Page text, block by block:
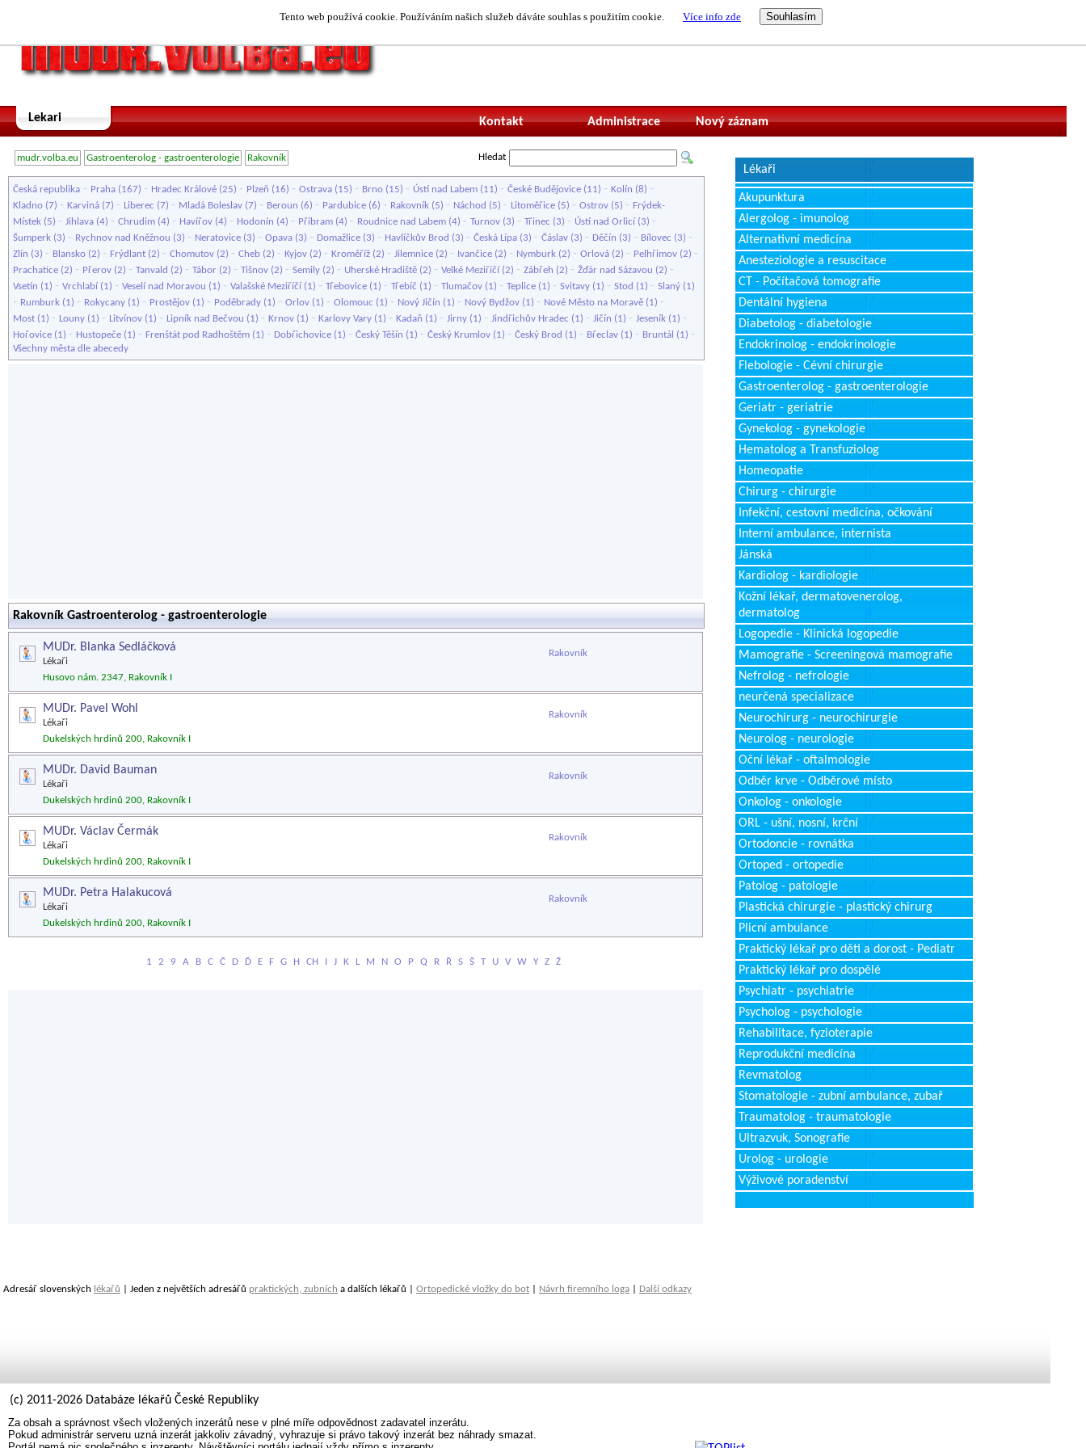
Tento web používá cookie. Používáním našich služeb dáváte souhlas s použitím cookie. Více info zde
Lekari Nový záznam
Administrace
Kontakt
mudr.volba.eu Gastroenterolog - gastroenterologie Rakovník Hledat
Česká republika - Praha (167) - Hradec Králové (25) - Plzeň (16) - Ostrava (15) - Brno (15) - Ústí nad Labem (11) - České Budějovice (11) - Kolín (8) -
Kladno (7) - Karviná (7) - Liberec (7) - Mladá Boleslav (7) - Beroun (6) - Pardubice (6) - Rakovník (5) - Náchod (5) - Litoměřice (5) - Ostrov (5) - Frýdek-
Místek (5) - Jihlava (4) - Chrudim (4) - Havířov (4) - Hodonín (4) - Příbram (4) - Roudnice nad Labem (4) - Turnov (3) - Třinec (3) - Ústí nad Orlicí (3) -
Šumperk (3) - Rychnov nad Kněžnou (3) - Neratovice (3) - Opava (3) - Domažlice (3) - Havlíčkův Brod (3) - Česká Lípa (3) - Čáslav (3) - Děčín (3) - Bílovec (3) -
Zlín (3) - Blansko (2) - Frýdlant (2) - Chomutov (2) - Cheb (2) - Kyjov (2) - Kroměříž (2) - Jilemnice (2) - Ivančice (2) - Nymburk (2) - Orlová (2) - Pelhřimov (2) -
Prachatice (2) - Přerov (2) - Tanvald (2) - Tábor (2) - Tišnov (2) - Semily (2) - Uherské Hradiště (2) - Velké Meziříčí (2) - Zábřeh (2) - Žďár nad Sázavou (2) -
Vsetín (1) - Vrchlabí (1) - Veselí nad Moravou (1) - Valašské Meziříčí (1) - Třebovice (1) - Třebíč (1) - Tlumačov (1) - Teplice (1) - Svitavy (1) - Stod (1) - Slaný (1)
- Rumburk (1) - Rokycany (1) - Prostějov (1) - Poděbrady (1) - Orlov (1) - Olomouc (1) - Nový Jičín (1) - Nový Bydžov (1) - Nové Město na Moravě (1) -
Most (1) - Louny (1) - Litvínov (1) - Lipník nad Bečvou (1) - Krnov (1) - Karlovy Vary (1) - Kadaň (1) - Jirny (1) - Jindřichův Hradec (1) - Jičín (1) - Jeseník (1) -
Hořovice (1) - Hustopeče (1) - Frenštát pod Radhoštěm (1) - Dobřichovice (1) - Český Těšín (1) - Český Krumlov (1) - Český Brod (1) - Břeclav (1) - Bruntál (1) -
Všechny města dle abecedy
Rakovník Gastroenterolog - gastroenterologie
MUDr. Blanka Sedláčková
Lékaři
Rakovník
Husovo nám. 2347, Rakovník I
MUDr. Pavel Wohl
Lékaři
Rakovník
Dukelských hrdinů 200, Rakovník I
MUDr. David Bauman
Lékaři
Rakovník
Dukelských hrdinů 200, Rakovník I
MUDr. Václav Čermák
Lékaři
Rakovník
Dukelských hrdinů 200, Rakovník I
MUDr. Petra Halakucová
Lékaři
Rakovník
Dukelských hrdinů 200, Rakovník I
1 2 9 A B C Č D Ď E F G H CH I J K L M N O P Q R Ř S Š T U V W Y Z Ž
Lékaři
Akupunktura
Alergolog - imunolog
Alternativní medicína
Anesteziologie a resuscitace
CT - Počítačová tomografie
Dentální hygiena
Diabetolog - diabetologie
Endokrinolog - endokrinologie
Flebologie - Cévní chirurgie
Gastroenterolog - gastroenterologie
Geriatr - geriatrie
Gynekolog - gynekologie
Hematolog a Transfuziolog
Homeopatie
Chirurg - chirurgie
Infekční, cestovní medicína, očkování
Interní ambulance, internista
Jánská
Kardiolog - kardiologie
Kožní lékař, dermatovenerolog,
dermatolog
Logopedie - Klinická logopedie
Mamografie - Screeningová mamografie
Nefrolog - nefrologie
neurčená specializace
Neurochirurg - neurochirurgie
Neurolog - neurologie
Oční lékař - oftalmologie
Odběr krve - Odběrové místo
Onkolog - onkologie
ORL - ušní, nosní, krční
Ortodoncie - rovnátka
Ortoped - ortopedie
Patolog - patologie
Plastická chirurgie - plastický chirurg
Plicní ambulance
Praktický lékař pro děti a dorost - Pediatr
Praktický lékař pro dospělé
Psychiatr - psychiatrie
Psycholog - psychologie
Rehabilitace, fyzioterapie
Reprodukční medicína
Revmatolog
Stomatologie - zubní ambulance, zubař
Traumatolog - traumatologie
Ultrazvuk, Sonografie
Urolog - urologie
Výživové poradenství
Adresář slovenských lékařů | Jeden z největších adresářů praktických, zubních a dalších lékařů | Ortopedické vložky do bot Návrh firemního loga Další odkazy
(c) 2011-2026 Databáze lékařů České Republiky
Za obsah a správnost všech vložených inzerátů nese v plné míře odpovědnost zadavatel inzerátu.
Pokud administrár serveru uzná inzerát jakkoliv závadný, vyhrazuje si právo takový inzerát bez náhrady smazat.